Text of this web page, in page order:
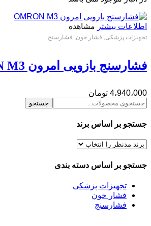
اطلاعات بیشتر مشاهده
تجهیزات پزشکی, فشار خون, فشارسنج
فشارسنج بازویی امرون OMRON M3
4،940،000 تومان
جستجو
جستجو بر اساس برند
جستجو بر اساس دسته بندی
تجهیزات پزشکی
فشار خون
فشارسنج